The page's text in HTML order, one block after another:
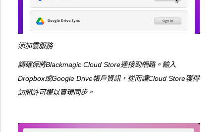
添加雲服務
請確保將Blackmagic Cloud Store連接到網路。輸入
Dropbox或Google Drive帳戶資訊，從而讓Cloud Store獲得
訪問許可權以實現同步。